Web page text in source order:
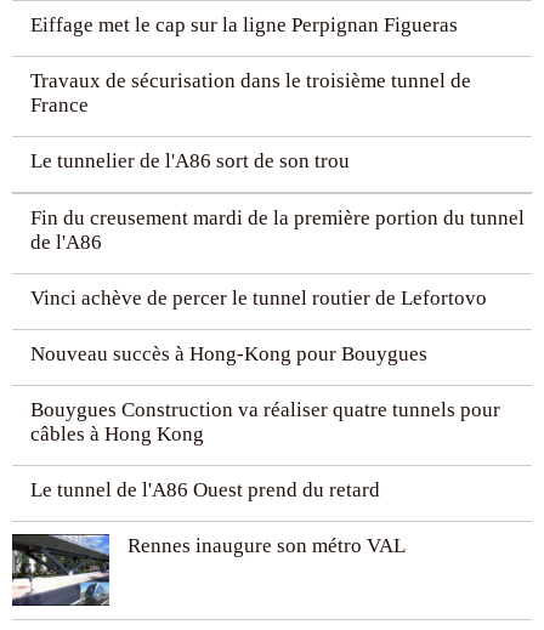
Eiffage met le cap sur la ligne Perpignan Figueras
Travaux de sécurisation dans le troisième tunnel de
France
Le tunnelier de l'A86 sort de son trou
Fin du creusement mardi de la première portion du tunnel
de l'A86
Vinci achève de percer le tunnel routier de Lefortovo
Nouveau succès à Hong-Kong pour Bouygues
Bouygues Construction va réaliser quatre tunnels pour
câbles à Hong Kong
Le tunnel de l'A86 Ouest prend du retard
Rennes inaugure son métro VAL